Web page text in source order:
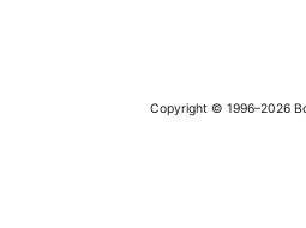
Copyright © 1996–2026